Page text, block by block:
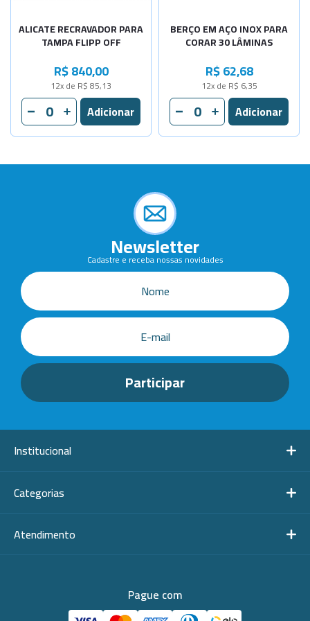
ALICATE RECRAVADOR PARA
TAMPA FLIPP OFF
R$ 840,00
12x de R$ 85,13
BERÇO EM AÇO INOX PARA
CORAR 30 LÂMINAS
R$ 62,68
12x de R$ 6,35
Newsletter
Cadastre e receba nossas novidades
Institucional
Categorias
Atendimento
Pague com